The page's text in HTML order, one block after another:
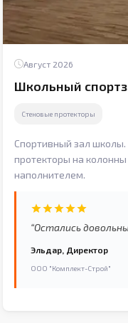
Август 2026
Школьный
Стеновые протекторы
Спортивный зал
протекторы на
наполнителем.
“Остались
Эльдар, Директор
ООО "Комплект-Строй"